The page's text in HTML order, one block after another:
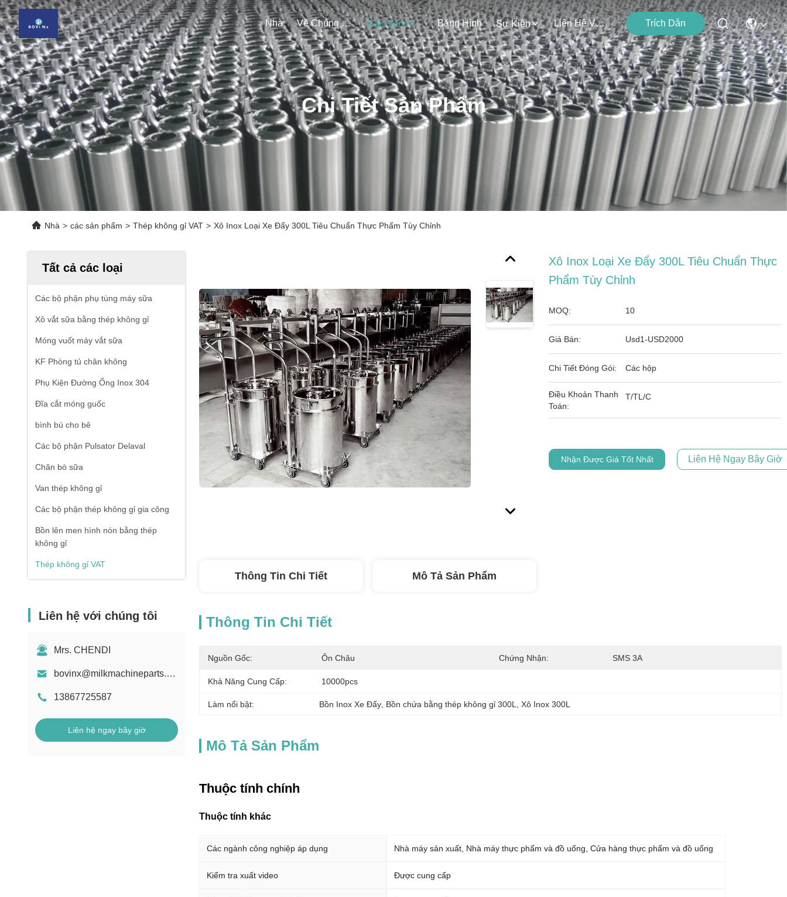
Nhà Về Chúng Tôi Các Sản Phẩm Băng Hình Sự Kiện Liên Hệ Với Chúng Tôi Trích Dẫn
Chi Tiết Sản Phẩm
Nhà > các sản phẩm > Thép không gỉ VAT > Xô Inox Loại Xe Đẩy 300L Tiêu Chuẩn Thực Phẩm Tùy Chỉnh
Tất cả các loại
Các bộ phận phụ tùng máy sữa
Xô vắt sữa bằng thép không gỉ
Móng vuốt máy vắt sữa
KF Phòng tủ chân không
Phụ Kiện Đường Ống Inox 304
Đĩa cắt móng guốc
bình bú cho bê
Các bộ phận Pulsator Delaval
Chăn bò sữa
Van thép không gỉ
Các bộ phận thép không gỉ gia công
Bồn lên men hình nón bằng thép
không gỉ
Thép không gỉ VAT
Liên hệ với chúng tôi
Mrs. CHENDI
bovinx@milkmachineparts.com
13867725587
Liên hệ ngay bây giờ
Xô Inox Loại Xe Đẩy 300L Tiêu Chuẩn Thực
Phẩm Tùy Chỉnh
MOQ: 10
Giá Bán: Usd1-USD2000
Chi Tiết Đóng Gói: Các hộp
Điều Khoản Thanh
Toán:
T/TL/C
Nhận Được Giá Tốt Nhất Liên Hệ Ngay Bây Giờ
Thông Tin Chi Tiết Mô Tả Sản Phẩm
Thông Tin Chi Tiết
Nguồn Gốc: Ôn Châu Chứng Nhận: SMS 3A
Khả Năng Cung Cấp: 10000pcs
Làm nổi bật: Bồn Inox Xe Đẩy, Bồn chứa bằng thép không gỉ 300L Xô Inox 300L
Mô Tả Sản Phẩm
Thuộc tính chính
Thuộc tính khác
Các ngành công nghiệp áp dụng Nhà máy sản xuất, Nhà máy thực phẩm và đồ uống, Cửa hàng thực phẩm và đồ uống
Kiểm tra xuất video Được cung cấp